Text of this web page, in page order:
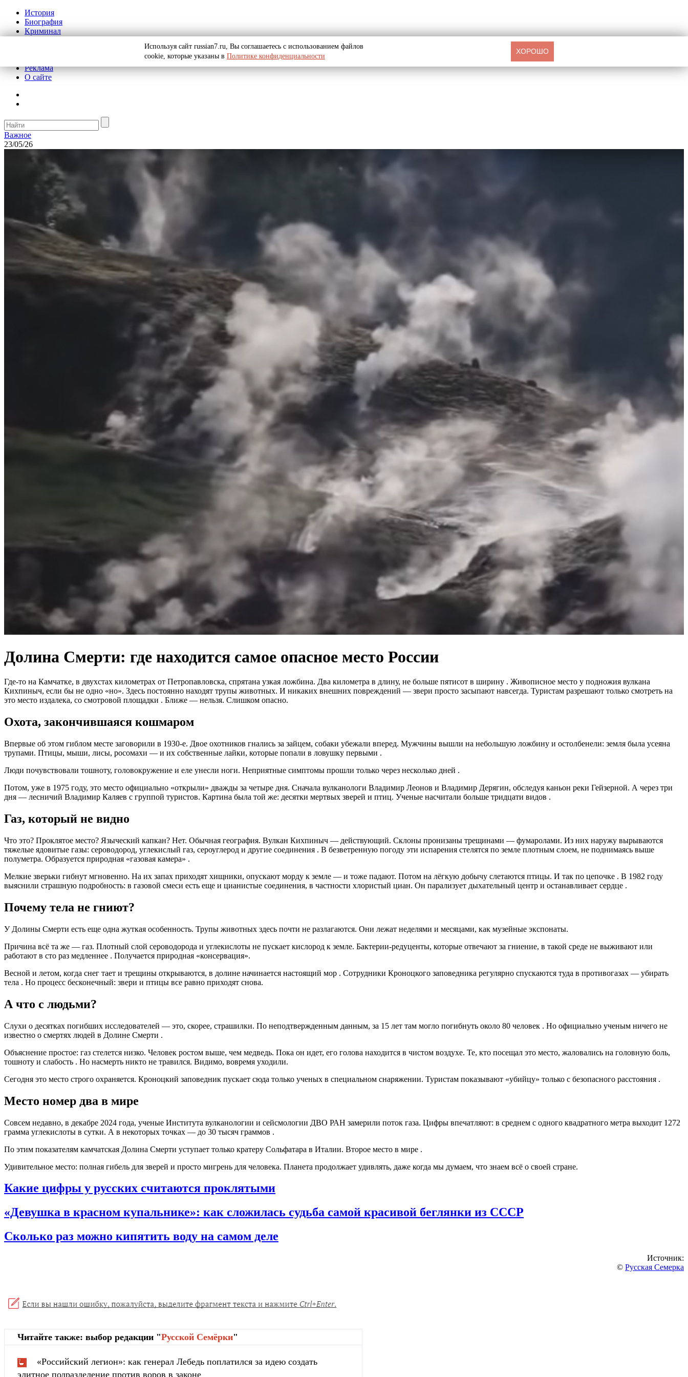
История
Биография
Криминал
Реклама
О сайте
Важное
23/05/26
Долина Смерти: где находится самое опасное место России
Где-то на Камчатке, в двухстах километрах от Петропавловска, спрятана узкая ложбина. Два километра в длину, не больше пятисот в ширину . Живописное место у подножия вулкана
Кихпиныч, если бы не одно «но». Здесь постоянно находят трупы животных. И никаких внешних повреждений — звери просто засыпают навсегда. Туристам разрешают только смотреть на
это место издалека, со смотровой площадки . Ближе — нельзя. Слишком опасно.
Охота, закончившаяся кошмаром
Впервые об этом гиблом месте заговорили в 1930-е. Двое охотников гнались за зайцем, собаки убежали вперед. Мужчины вышли на небольшую ложбину и остолбенели: земля была усеяна
трупами. Птицы, мыши, лисы, росомахи — и их собственные лайки, которые попали в ловушку первыми .
Люди почувствовали тошноту, головокружение и еле унесли ноги. Неприятные симптомы прошли только через несколько дней .
Потом, уже в 1975 году, это место официально «открыли» дважды за четыре дня. Сначала вулканологи Владимир Леонов и Владимир Дерягин, обследуя каньон реки Гейзерной. А через три
дня — лесничий Владимир Каляев с группой туристов. Картина была той же: десятки мертвых зверей и птиц. Ученые насчитали больше тридцати видов .
Газ, который не видно
Что это? Проклятое место? Языческий капкан? Нет. Обычная география. Вулкан Кихпиныч — действующий. Склоны пронизаны трещинами — фумаролами. Из них наружу вырываются
тяжелые ядовитые газы: сероводород, углекислый газ, сероуглерод и другие соединения . В безветренную погоду эти испарения стелятся по земле плотным слоем, не поднимаясь выше
полуметра. Образуется природная «газовая камера» .
Мелкие зверьки гибнут мгновенно. На их запах приходят хищники, опускают морду к земле — и тоже падают. Потом на лёгкую добычу слетаются птицы. И так по цепочке . В 1982 году
выяснили страшную подробность: в газовой смеси есть еще и цианистые соединения, в частности хлористый циан. Он парализует дыхательный центр и останавливает сердце .
Почему тела не гниют?
У Долины Смерти есть еще одна жуткая особенность. Трупы животных здесь почти не разлагаются. Они лежат неделями и месяцами, как музейные экспонаты.
Причина всё та же — газ. Плотный слой сероводорода и углекислоты не пускает кислород к земле. Бактерии-редуценты, которые отвечают за гниение, в такой среде не выживают или
работают в сто раз медленнее . Получается природная «консервация».
Весной и летом, когда снег тает и трещины открываются, в долине начинается настоящий мор . Сотрудники Кроноцкого заповедника регулярно спускаются туда в противогазах — убирать
тела . Но процесс бесконечный: звери и птицы все равно приходят снова.
А что с людьми?
Слухи о десятках погибших исследователей — это, скорее, страшилки. По неподтвержденным данным, за 15 лет там могло погибнуть около 80 человек . Но официально ученым ничего не
известно о смертях людей в Долине Смерти .
Объяснение простое: газ стелется низко. Человек ростом выше, чем медведь. Пока он идет, его голова находится в чистом воздухе. Те, кто посещал это место, жаловались на головную боль,
тошноту и слабость . Но насмерть никто не травился. Видимо, вовремя уходили.
Сегодня это место строго охраняется. Кроноцкий заповедник пускает сюда только ученых в специальном снаряжении. Туристам показывают «убийцу» только с безопасного расстояния .
Место номер два в мире
Совсем недавно, в декабре 2024 года, ученые Института вулканологии и сейсмологии ДВО РАН замерили поток газа. Цифры впечатляют: в среднем с одного квадратного метра выходит 1272
грамма углекислоты в сутки. А в некоторых точках — до 30 тысяч граммов .
По этим показателям камчатская Долина Смерти уступает только кратеру Сольфатара в Италии. Второе место в мире .
Удивительное место: полная гибель для зверей и просто мигрень для человека. Планета продолжает удивлять, даже когда мы думаем, что знаем всё о своей стране.
Какие цифры у русских считаются проклятыми
«Девушка в красном купальнике»: как сложилась судьба самой красивой беглянки из СССР
Сколько раз можно кипятить воду на самом деле
Источник:
© Русская Семерка
Читайте также: выбор редакции "Русской Cемёрки"
«Российский легион»: как генерал Лебедь поплатился за идею создать
элитное подразделение против воров в законе
Используя сайт russian7.ru, Вы соглашаетесь с использованием файлов
cookie, которые указаны в Политике конфиденциальности
ХОРОШО